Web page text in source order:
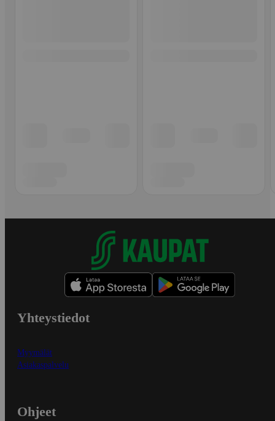
Yhteystiedot
Myymälät
Asiakaspalvelu
Ohjeet